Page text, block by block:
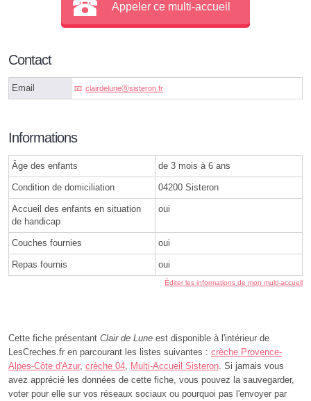
Appeler ce multi-accueil
Contact
Email clairdeluneⓐsisteron.fr
Informations
Âge des enfants de 3 mois à 6 ans
Condition de domiciliation 04200 Sisteron
Accueil des enfants en situation
de handicap
oui
Couches fournies oui
Repas fournis oui
Éditer les informations de mon multi-accueil
Cette fiche présentant Clair de Lune est disponible à l'intérieur de
LesCreches.fr en parcourant les listes suivantes : crèche Provence-
Alpes-Côte d'Azur, crèche 04 Multi-Accueil Sisteron . Si jamais vous
avez apprécié les données de cette fiche, vous pouvez la sauvegarder,
voter pour elle sur vos réseaux sociaux ou pourquoi pas l'envoyer par